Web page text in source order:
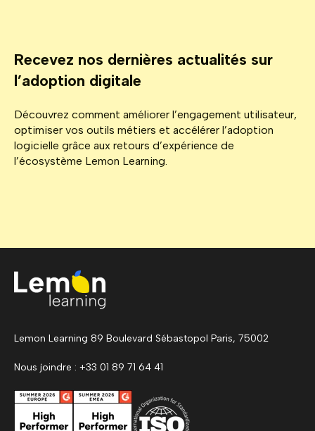
Recevez nos dernières actualités sur
l’adoption digitale
Découvrez comment améliorer l’engagement utilisateur,
optimiser vos outils métiers et accélérer l’adoption
logicielle grâce aux retours d’expérience de
l’écosystème Lemon Learning.
Lemon Learning 89 Boulevard Sébastopol Paris, 75002
Nous joindre : +33 01 89 71 64 41